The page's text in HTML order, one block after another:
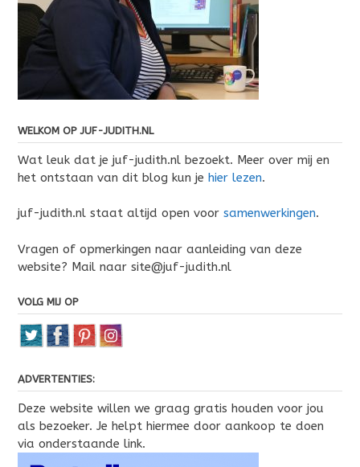
WELKOM OP JUF-JUDITH.NL
Wat leuk dat je juf-judith.nl bezoekt. Meer over mij en
het ontstaan van dit blog kun je hier lezen.
juf-judith.nl staat altijd open voor samenwerkingen.
Vragen of opmerkingen naar aanleiding van deze
website? Mail naar site@juf-judith.nl
VOLG MIJ OP
ADVERTENTIES:
Deze website willen we graag gratis houden voor jou
als bezoeker. Je helpt hiermee door aankoop te doen
via onderstaande link.